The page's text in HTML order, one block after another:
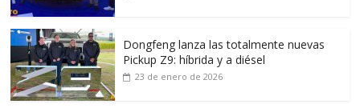
Dongfeng lanza las totalmente nuevas
Pickup Z9: híbrida y a diésel
23 de enero de 2026